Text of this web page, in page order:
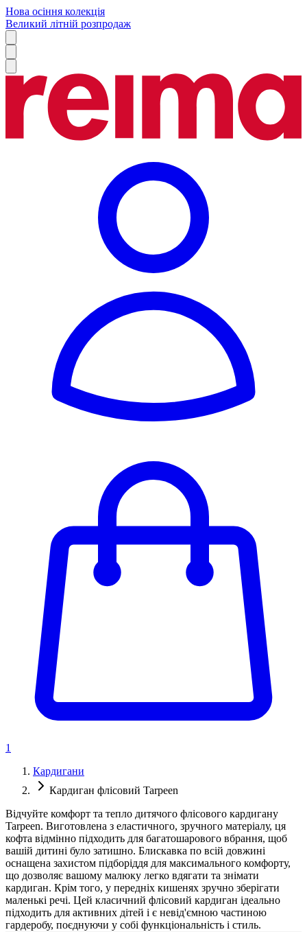
Нова осіння колекція
Великий літній розпродаж
1
Кардигани
Кардиган флісовий Tarpeen
Відчуйте комфорт та тепло дитячого флісового кардигану
Tarpeen. Виготовлена ​​з еластичного, зручного матеріалу, ця
кофта відмінно підходить для багатошарового вбрання, щоб
вашій дитині було затишно. Блискавка по всій довжині
оснащена захистом підборіддя для максимального комфорту,
що дозволяє вашому малюку легко вдягати та знімати
кардиган. Крім того, у передніх кишенях зручно зберігати
маленькі речі. Цей класичний флісовий кардиган ідеально
підходить для активних дітей і є невід'ємною частиною
гардеробу, поєднуючи у собі функціональність і стиль.